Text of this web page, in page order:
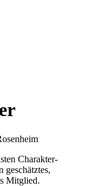
Charakter-
geschätztes,
Mitglied.